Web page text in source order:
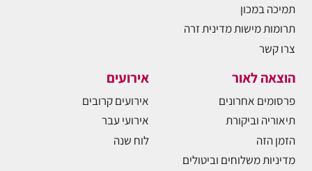
תמיכה במכון
תרומות מישות מדינית זרה
צרו קשר
הוצאה לאור
פרסומים אחרונים
תיאוריה וביקורת
הזמן הזה
מדיניות משלוחים וביטולים
אירועים
אירועים קרובים
אירועי עבר
לוח שנה